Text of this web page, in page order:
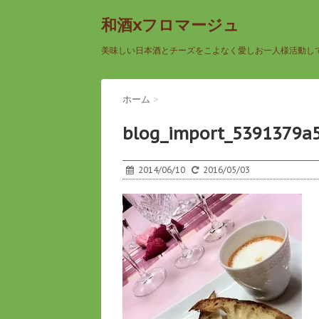
和酒xフロマージュ
美味しい日本酒とチーズをこよなく愛しお一人様活動し
ホーム >
2014/06/10 2016/05/03